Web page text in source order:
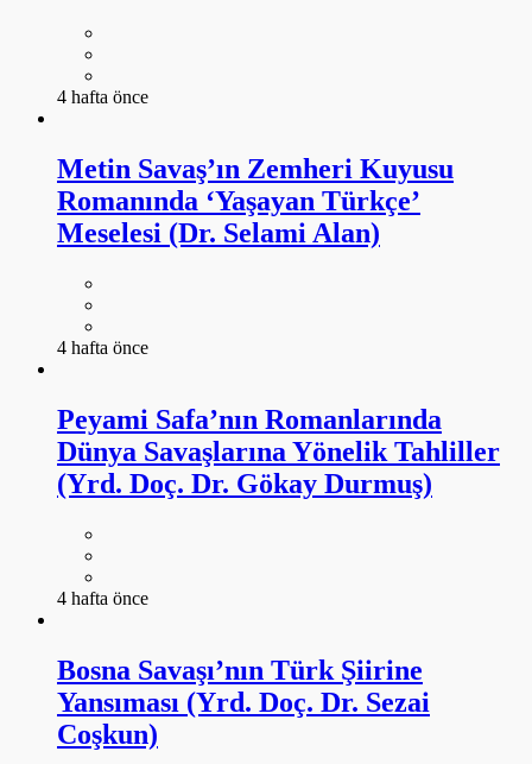
4 hafta önce
Metin Savaş’ın Zemheri Kuyusu
Romanında ‘Yaşayan Türkçe’
Meselesi (Dr. Selami Alan)
4 hafta önce
Peyami Safa’nın Romanlarında
Dünya Savaşlarına Yönelik Tahliller
(Yrd. Doç. Dr. Gökay Durmuş)
4 hafta önce
Bosna Savaşı’nın Türk Şiirine
Yansıması (Yrd. Doç. Dr. Sezai
Coşkun)